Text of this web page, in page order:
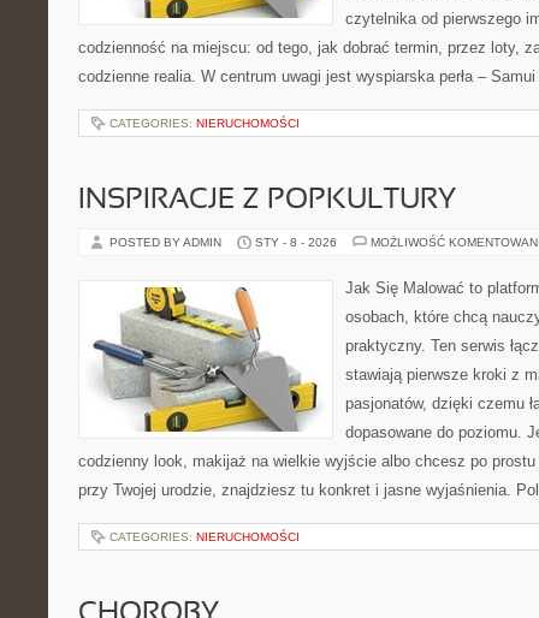
czytelnika od pierwszego
codzienność na miejscu: od tego, jak dobrać termin, przez loty,
codzienne realia. W centrum uwagi jest wyspiarska perła –
CATEGORIES: NIERUCHOMOŚCI
INSPIRACJE Z POPKULTURY
POSTED BY ADMIN STY - 8 - 2026 MOŻLIWOŚĆ
Jak Się Malować to
osobach, które chcą
praktyczny. Ten serwis
stawiają pierwsze kroki z
pasjonatów, dzięki czemu
dopasowane do poziomu.
codzienny look, makijaż na wielkie wyjście albo chcesz po prostu
przy Twojej urodzie, znajdziesz tu konkret i jasne wyjaśnienia.
CATEGORIES: NIERUCHOMOŚCI